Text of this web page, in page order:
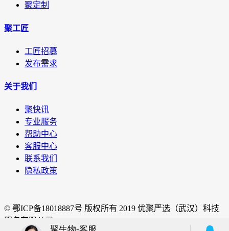
聚定制
聚工匠
工匠招募
发布需求
关于我们
聚快讯
专业服务
帮助中心
客服中心
联系我们
隐私政策
© 鄂ICP备18018887号 版权所有 2019 优聚严选（武汉）科技
服务有限公司